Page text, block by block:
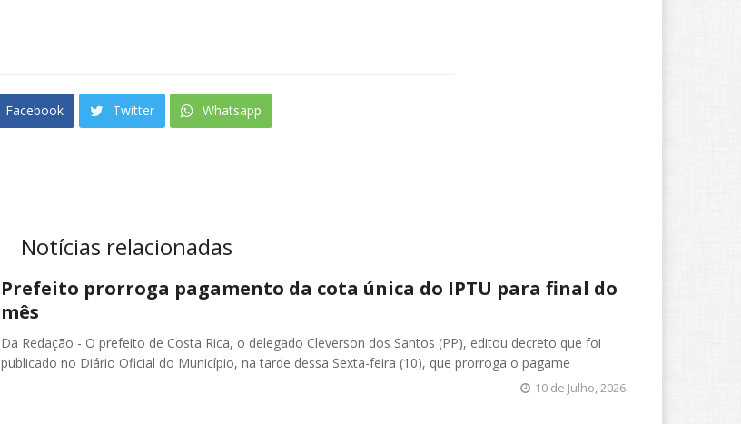
Facebook Twitter Whatsapp
Notícias relacionadas
Prefeito prorroga pagamento da cota única do IPTU para final do
mês
Da Redação - O prefeito de Costa Rica, o delegado Cleverson dos Santos (PP), editou decreto que foi
publicado no Diário Oficial do Município, na tarde dessa Sexta-feira (10), que prorroga o pagame
10 de Julho, 2026